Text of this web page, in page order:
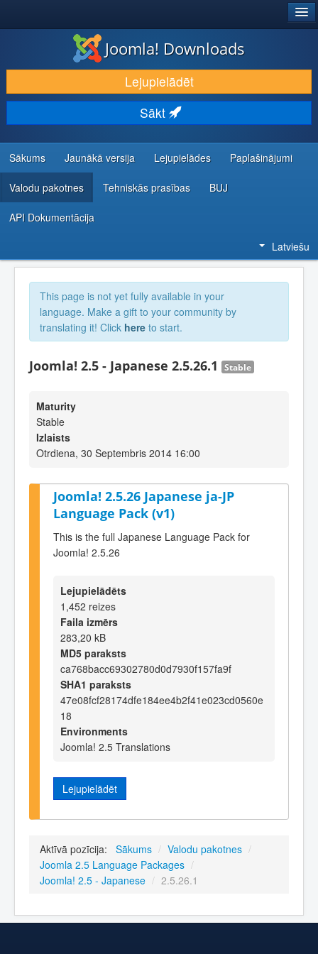
LEJUPIELĀDĒT UN PAPLAŠINĀT
ATKLĀJ UN IEMĀCIES
KOPIENA UN ATBALSTS
IZSTRĀDĀTĀJU RESURSI
Joomla! Downloads
Lejupielādēt
Sākt
Sākums Jaunākā versija Lejupielādes Paplašinājumi
Valodu pakotnes Tehniskās prasības BUJ
API Dokumentācija
Latviešu
This page is not yet fully available in your
language. Make a gift to your community by
translating it! Click here to start.
Joomla! 2.5 - Japanese 2.5.26.1 Stable
Maturity
Stable
Izlaists
Otrdiena, 30 Septembris 2014 16:00
Joomla! 2.5.26 Japanese ja-JP
Language Pack (v1)
This is the full Japanese Language Pack for
Joomla! 2.5.26
Lejupielādēts
1,452 reizes
Faila izmērs
283,20 kB
MD5 paraksts
ca768bacc69302780d0d7930f157fa9f
SHA1 paraksts
47e08fcf28174dfe184ee4b2f41e023cd0560e
18
Environments
Joomla! 2.5 Translations
Lejupielādēt
Aktīvā pozīcija: Sākums / Valodu pakotnes /
Joomla 2.5 Language Packages /
Joomla! 2.5 - Japanese / 2.5.26.1